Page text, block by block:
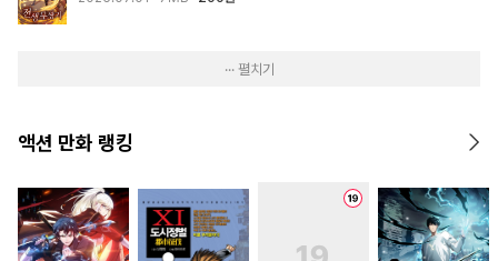
··· 펼치기
액션 만화 랭킹